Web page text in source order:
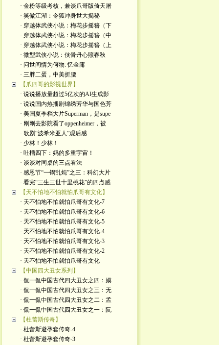
· 金粉等级考核，兼谈爪哥版倚天屠
· 笑傲江湖：令狐冲身世大揭秘
· 穿越体武侠小说：梅花步摇簪（下
· 穿越体武侠小说：梅花步摇簪（中
· 穿越体武侠小说：梅花步摇簪（上
· 微型武侠小说：侠骨丹心照春秋
· 问世间情为何物: 忆金庸
· 三胖二蛋，中美折腰
【爪四哥的影视世界】
· 说说播放量超过5亿次的AI生成影
· 说说国内热播剧锦绣芳华与国色芳
· 美国夏季档大片Superman，是supe
· 刚刚去影院看了oppenheimer，被
· 歌剧“波希米亚人”观后感
· 少林！少林！
· 吐槽四下：妈的多重宇宙！
· 谈谈对同桌的三点看法
· 感恩节“一锅乱炖”之三：科幻大片
· 看完“三生三世十里桃花”的四点感
【天不怕地不怕就怕爪哥有文化】
· 天不怕地不怕就怕爪哥有文化-7
· 天不怕地不怕就怕爪哥有文化-6
· 天不怕地不怕就怕爪哥有文化-5
· 天不怕地不怕就怕爪哥有文化-4
· 天不怕地不怕就怕爪哥有文化-3
· 天不怕地不怕就怕爪哥有文化-2
· 天不怕地不怕就怕爪哥有文化
【中国四大丑女系列】
· 侃一侃中国古代四大丑女之四：嫫
· 侃一侃中国古代四大丑女之三：无
· 侃一侃中国古代四大丑女之二：孟
· 侃一侃中国古代四大丑女之一：阮
【杜蕾斯传奇】
· 杜蕾斯避孕套传奇-4
· 杜蕾斯避孕套传奇-3